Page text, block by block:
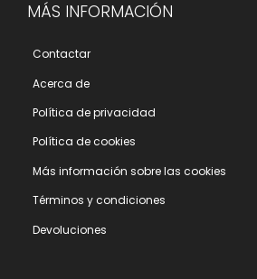
MÁS INFORMACIÓN
Contactar
Acerca de
Polí­tica de privacidad
Polí­tica de cookies
Más información sobre las cookies
Términos y condiciones
Devoluciones